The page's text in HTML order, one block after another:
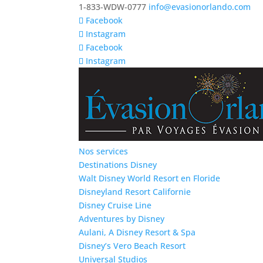
1-833-WDW-0777 info@evasionorlando.com
Facebook
Instagram
Facebook
Instagram
Nos services
Destinations Disney
Walt Disney World Resort en Floride
Disneyland Resort Californie
Disney Cruise Line
Adventures by Disney
Aulani, A Disney Resort & Spa
Disney’s Vero Beach Resort
Universal Studios